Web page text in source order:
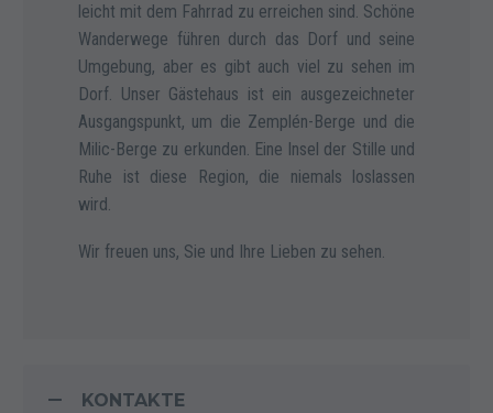
leicht mit dem Fahrrad zu erreichen sind. Schöne
Wanderwege führen durch das Dorf und seine
Umgebung, aber es gibt auch viel zu sehen im
Dorf. Unser Gästehaus ist ein ausgezeichneter
Ausgangspunkt, um die Zemplén-Berge und die
Milic-Berge zu erkunden. Eine Insel der Stille und
Ruhe ist diese Region, die niemals loslassen
wird.
Wir freuen uns, Sie und Ihre Lieben zu sehen.
KONTAKTE